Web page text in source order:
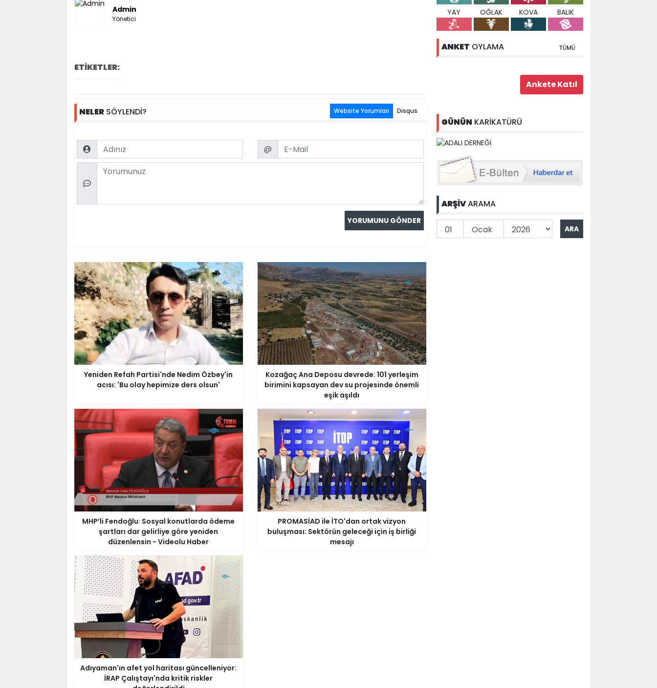
Admin
Yönetici
ETİKETLER:
NELERSÖYLENDİ? Website Yorumları Disqus
Name Email
@
Comment
Yeniden Refah Partisi'nde Nedim Özbey'in
acısı: 'Bu olay hepimize ders olsun'
Kozağaç Ana Deposu devrede: 101 yerleşim
birimini kapsayan dev su projesinde önemli
eşik aşıldı
MHP’li Fendoğlu: Sosyal konutlarda ödeme
şartları dar gelirliye göre yeniden
düzenlensin - Videolu Haber
PROMASİAD ile İTO'dan ortak vizyon
buluşması: Sektörün geleceği için iş birliği
mesajı
Adıyaman'ın afet yol haritası güncelleniyor:
İRAP Çalıştayı'nda kritik riskler
YAY OĞLAK KOVA BALIK
ANKET OYLAMA TÜMÜ
GÜNÜN KARİKATÜRÜ
ARŞİVARAMA